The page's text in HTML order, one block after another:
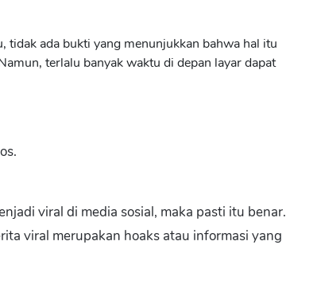
tidak ada bukti yang menunjukkan bahwa hal itu
terlalu banyak waktu di depan layar dapat
viral di media sosial, maka pasti itu benar.
viral merupakan hoaks atau informasi yang